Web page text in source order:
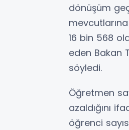
dönüşüm
16 bin 568
eden Bakan
söyledi.
Öğretmen
azaldığını
öğrenci